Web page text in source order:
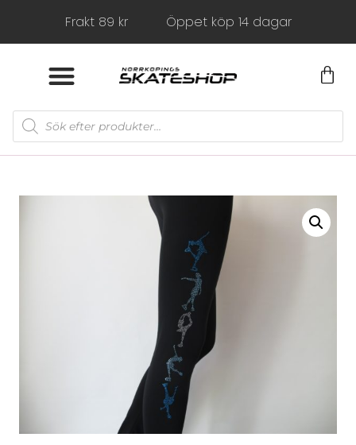
Frakt 89 kr Öppet köp 14 dagar